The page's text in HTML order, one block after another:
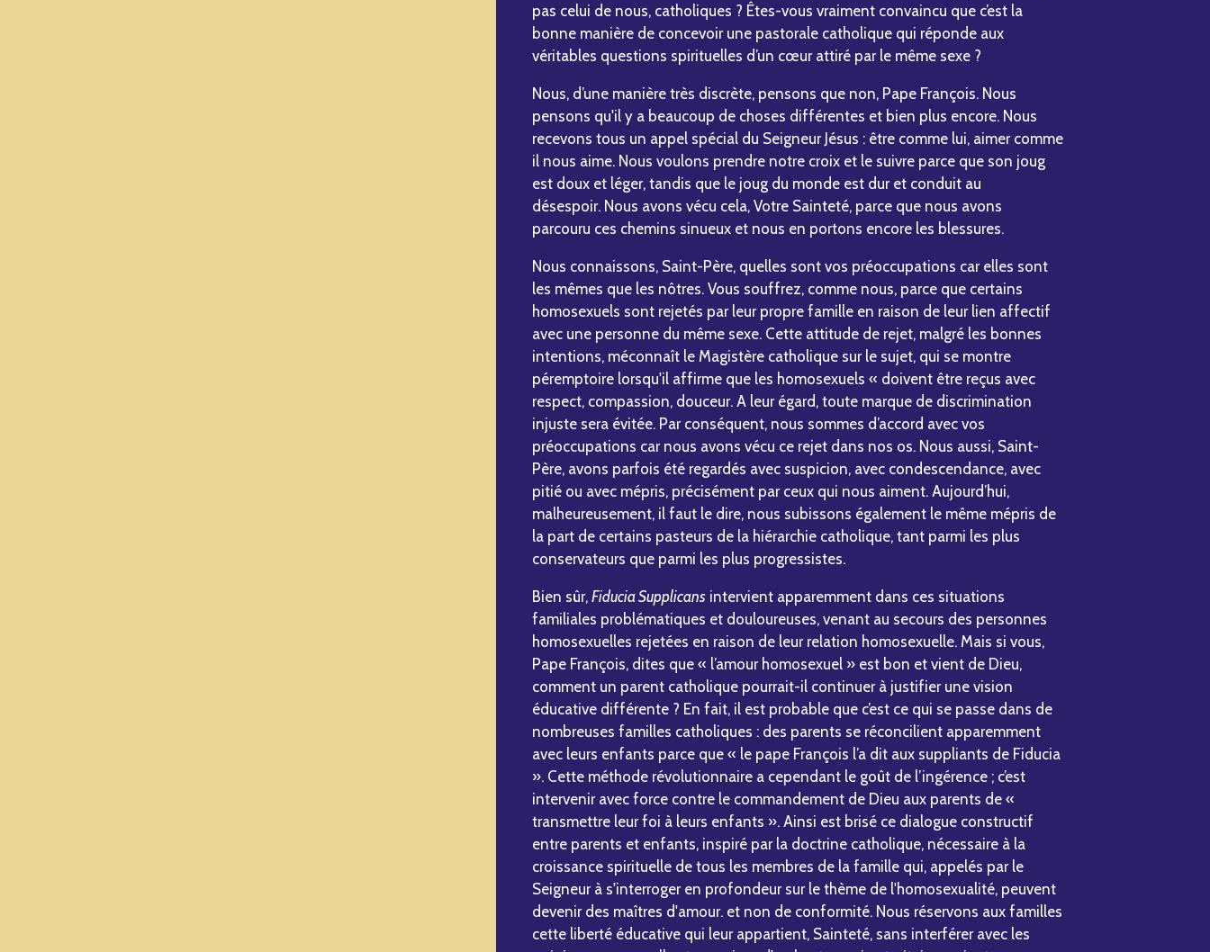
pas celui de nous, catholiques ? Êtes-vous vraiment convaincu que c’est la
bonne manière de concevoir une pastorale catholique qui réponde aux
véritables questions spirituelles d’un cœur attiré par le même sexe ?
Nous, d’une manière très discrète, pensons que non, Pape François. Nous
pensons qu'il y a beaucoup de choses différentes et bien plus encore. Nous
recevons tous un appel spécial du Seigneur Jésus : être comme lui, aimer comme
il nous aime. Nous voulons prendre notre croix et le suivre parce que son joug
est doux et léger, tandis que le joug du monde est dur et conduit au
désespoir. Nous avons vécu cela, Votre Sainteté, parce que nous avons
parcouru ces chemins sinueux et nous en portons encore les blessures.
Nous connaissons, Saint-Père, quelles sont vos préoccupations car elles sont
les mêmes que les nôtres. Vous souffrez, comme nous, parce que certains
homosexuels sont rejetés par leur propre famille en raison de leur lien affectif
avec une personne du même sexe. Cette attitude de rejet, malgré les bonnes
intentions, méconnaît le Magistère catholique sur le sujet, qui se montre
péremptoire lorsqu'il affirme que les homosexuels « doivent être reçus avec
respect, compassion, douceur. A leur égard, toute marque de discrimination
injuste sera évitée. Par conséquent, nous sommes d’accord avec vos
préoccupations car nous avons vécu ce rejet dans nos os. Nous aussi, Saint-
Père, avons parfois été regardés avec suspicion, avec condescendance, avec
pitié ou avec mépris, précisément par ceux qui nous aiment. Aujourd’hui,
malheureusement, il faut le dire, nous subissons également le même mépris de
la part de certains pasteurs de la hiérarchie catholique, tant parmi les plus
conservateurs que parmi les plus progressistes.
Bien sûr,Fiducia Supplicans intervient apparemment dans ces situations
familiales problématiques et douloureuses, venant au secours des personnes
homosexuelles rejetées en raison de leur relation homosexuelle. Mais si vous,
Pape François, dites que « l’amour homosexuel » est bon et vient de Dieu,
comment un parent catholique pourrait-il continuer à justifier une vision
éducative différente ? En fait, il est probable que c’est ce qui se passe dans de
nombreuses familles catholiques : des parents se réconcilient apparemment
avec leurs enfants parce que « le pape François l’a dit aux suppliants de Fiducia
». Cette méthode révolutionnaire a cependant le goût de l’ingérence ; c’est
intervenir avec force contre le commandement de Dieu aux parents de «
transmettre leur foi à leurs enfants ». Ainsi est brisé ce dialogue constructif
entre parents et enfants, inspiré par la doctrine catholique, nécessaire à la
croissance spirituelle de tous les membres de la famille qui, appelés par le
Seigneur à s'interroger en profondeur sur le thème de l'homosexualité, peuvent
devenir des maîtres d'amour. et non de conformité. Nous réservons aux familles
cette liberté éducative qui leur appartient, Sainteté, sans interférer avec les